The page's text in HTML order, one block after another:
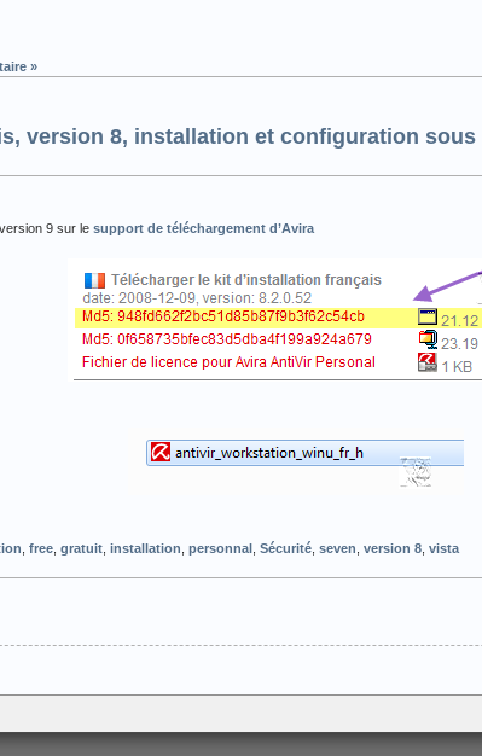
»
version 8, installation et configuration sous
9 sur le support de téléchargement d’Avira
free gratuit installation personnal Sécurité seven version 8 vista